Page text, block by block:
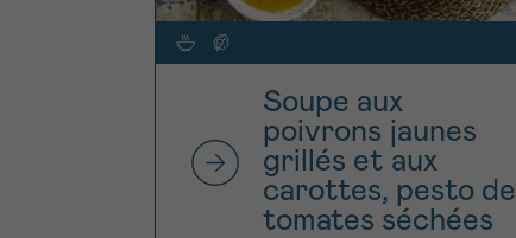
Soupe aux
poivrons jaunes
grillés et aux
carottes, pesto de
tomates séchées